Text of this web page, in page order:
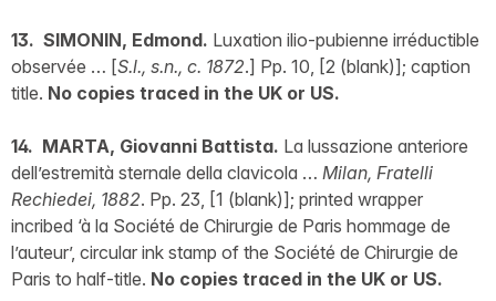
13. SIMONIN, Edmond. Luxation ilio-pubienne irréductible
observée … [S.l., s.n., c. 1872.] Pp. 10, [2 (blank)]; caption
title. No copies traced in the UK or US.
14. MARTA, Giovanni Battista. La lussazione anteriore
dell’estremità sternale della clavicola … Milan, Fratelli
Rechiedei, 1882. Pp. 23, [1 (blank)]; printed wrapper
incribed ‘à la Société de Chirurgie de Paris hommage de
l’auteur’, circular ink stamp of the Société de Chirurgie de
Paris to half-title. No copies traced in the UK or US.